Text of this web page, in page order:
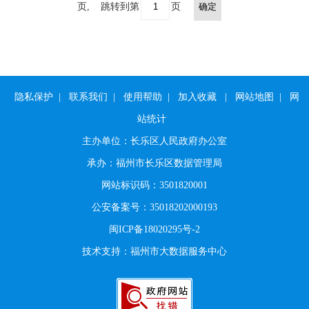
页, 跳转到第 页 确定
隐私保护 联系我们 使用帮助 加入收藏 网站地图 网
站统计
主办单位：长乐区人民政府办公室
承办：福州市长乐区数据管理局
网站标识码：3501820001
公安备案号：35018202000193
闽ICP备18020295号-2
技术支持：福州市大数据服务中心